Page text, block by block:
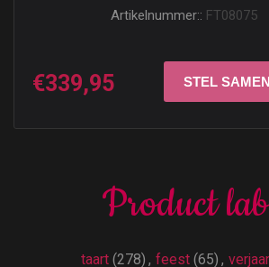
Artikelnummer:: FT08075
€339,95
Product
taart (278) , feest (65) ,